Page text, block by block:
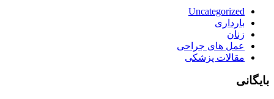
Uncategorized
بارداری
زنان
عمل های جراحی
مقالات پزشکی
بایگانی